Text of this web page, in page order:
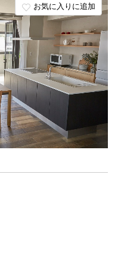
お気に入りに追加